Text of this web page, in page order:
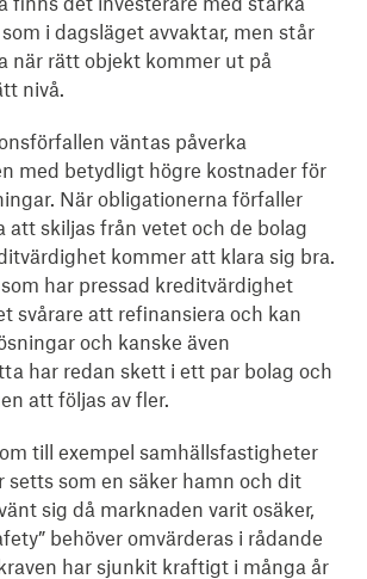
i dagsläget avvaktar, men står
när rätt objekt kommer ut på
nivå.
väntas påverka
med betydligt högre kostnader för
När obligationerna förfaller
att skiljas från vetet och de bolag
kommer att klara sig bra.
har pressad kreditvärdighet
svårare att refinansiera och kan
och kanske även
har redan skett i ett par bolag och
att följas av fler.
till exempel samhällsfastigheter
setts som en säker hamn och dit
sig då marknaden varit osäker,
behöver omvärderas i rådande
har sjunkit kraftigt i många år